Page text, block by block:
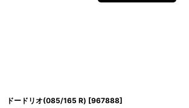
ドードリオ(085/165 R) [967888]